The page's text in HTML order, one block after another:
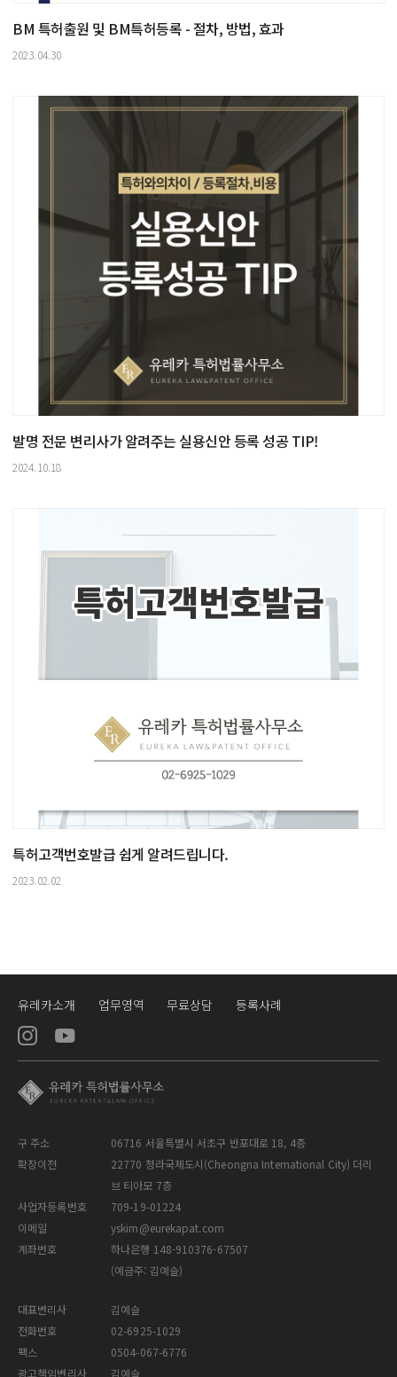
BM 특허출원 및 BM특허등록 - 절차, 방법, 효과
2023.04.30
발명 전문 변리사가 알려주는 실용신안 등록 성공 TIP!
2024.10.18
특허고객번호발급 쉽게 알려드립니다.
2023.02.02
유레카소개 업무영역 무료상담 등록사례
구 주소
06716 서울특별시 서초구 반포대로 18, 4층
확장이전
22770 청라국제도시(Cheongna International City) 더리
브 티아모 7층
사업자등록번호
709-19-01224
이메일
yskim@eurekapat.com
계좌번호
하나은행 148-910376-67507
(예금주: 김예슬)
대표변리사
김예슬
전화번호
02-6925-1029
팩스
0504-067-6776
광고책임변리사
김예슬